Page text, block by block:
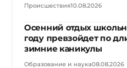
Происшествия10.08.2026
Осенний отдых
году превзойдет по
зимние каникулы
Образование и наука08.08.2026